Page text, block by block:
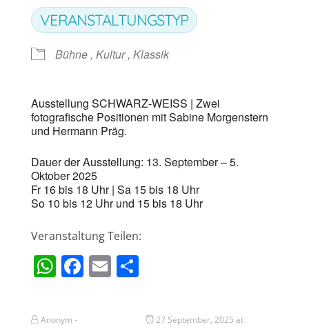
VERANSTALTUNGSTYP
Bühne , Kultur , Klassik
Ausstellung SCHWARZ-WEISS | Zwei
fotografische Positionen mit Sabine Morgenstern
und Hermann Präg.
Dauer der Ausstellung: 13. September – 5.
Oktober 2025
Fr 16 bis 18 Uhr | Sa 15 bis 18 Uhr
So 10 bis 12 Uhr und 15 bis 18 Uhr
Veranstaltung Teilen:
WhatsApp
Facebook
Email
Anonym -
27 September, 2025 at